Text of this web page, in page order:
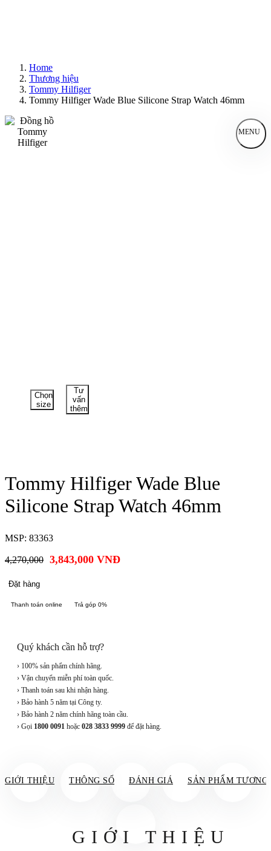
Home
Thương hiệu
Tommy Hilfiger
Tommy Hilfiger Wade Blue Silicone Strap Watch 46mm
MENU
Chọn
size
Tư
vấn
thêm
Tommy Hilfiger Wade Blue
Silicone Strap Watch 46mm
MSP: 83363
4,270,000 3,843,000 VNĐ
Đặt hàng
Thanh toán online Trả góp 0%
Quý khách cần hỗ trợ?
› 100% sản phẩm chính hãng.
› Vận chuyển miễn phí toàn quốc.
› Thanh toán sau khi nhận hàng.
› Bảo hành 5 năm tại Công ty.
› Bảo hành 2 năm chính hãng toàn cầu.
› Gọi 1800 0091 hoặc 028 3833 9999 để đặt hàng.
GIỚI THIỆU THÔNG SỐ ĐÁNH GIÁ SẢN PHẨM TƯƠNG
GIỚI THIỆU